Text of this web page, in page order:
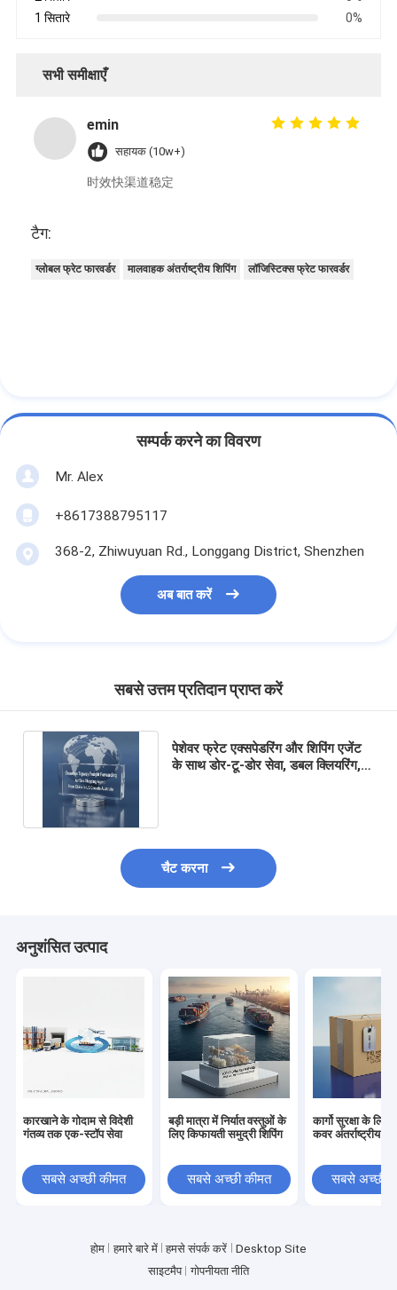
1 सितारे
0%
सभी समीक्षाएँ
emin
सहायक (10w+)
时效快渠道稳定
टैग:
ग्लोबल फ्रेट फारवर्डर मालवाहक अंतर्राष्ट्रीय शिपिंग लॉजिस्टिक्स फ्रेट फारवर्डर
सम्पर्क करने का विवरण
Mr. Alex
+8617388795117
368-2, Zhiwuyuan Rd., Longgang District, Shenzhen
अब बात करें
सबसे उत्तम प्रतिदान प्राप्त करें
पेशेवर फ्रेट एक्सपेडरिंग और शिपिंग एजेंट
के साथ डोर-टू-डोर सेवा, डबल क्लियरिंग,
चैट करना
अनुशंसित उत्पाद
कारखाने के गोदाम से विदेशी
गंतव्य तक एक-स्टॉप सेवा
सबसे अच्छी कीमत
बड़ी मात्रा में निर्यात वस्तुओं के
लिए किफायती समुद्री शिपिंग
सबसे अच्छी कीमत
कार्गो सुरक्षा के लिए
कवर अंतर्राष्ट्रीय
सबसे अच्छी
होम हमारे बारे में हमसे संपर्क करें
Desktop Site
साइटमैप
गोपनीयता नीति